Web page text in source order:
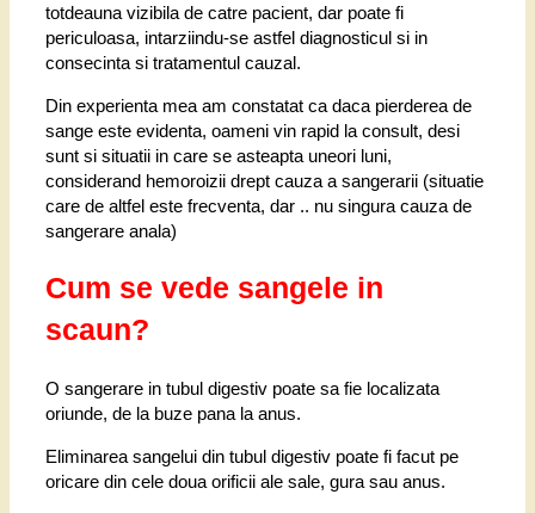
totdeauna vizibila de catre pacient, dar poate fi
periculoasa, intarziindu-se astfel diagnosticul si in
consecinta si tratamentul cauzal.
Din experienta mea am constatat ca daca pierderea de
sange este evidenta, oameni vin rapid la consult, desi
sunt si situatii in care se asteapta uneori luni,
considerand hemoroizii drept cauza a sangerarii (situatie
care de altfel este frecventa, dar .. nu singura cauza de
sangerare anala)
Cum se vede sangele in
scaun?
O sangerare in tubul digestiv poate sa fie localizata
oriunde, de la buze pana la anus.
Eliminarea sangelui din tubul digestiv poate fi facut pe
oricare din cele doua orificii ale sale, gura sau anus.